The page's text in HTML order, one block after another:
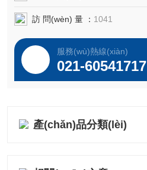
訪 問(wèn) 量 ： 1041
服務(wù)熱線(xiàn)
021-60541717
產(chǎn)品分類(lèi)